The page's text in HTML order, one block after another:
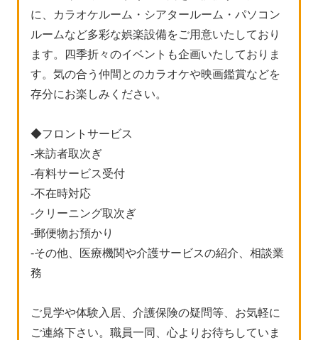
に、カラオケルーム・シアタールーム・パソコン
ルームなど多彩な娯楽設備をご用意いたしており
ます。四季折々のイベントも企画いたしておりま
す。気の合う仲間とのカラオケや映画鑑賞などを
存分にお楽しみください。
◆フロントサービス
-来訪者取次ぎ
-有料サービス受付
-不在時対応
-クリーニング取次ぎ
-郵便物お預かり
-その他、医療機関や介護サービスの紹介、相談業
務
ご見学や体験入居、介護保険の疑問等、お気軽に
ご連絡下さい。職員一同、心よりお待ちしていま